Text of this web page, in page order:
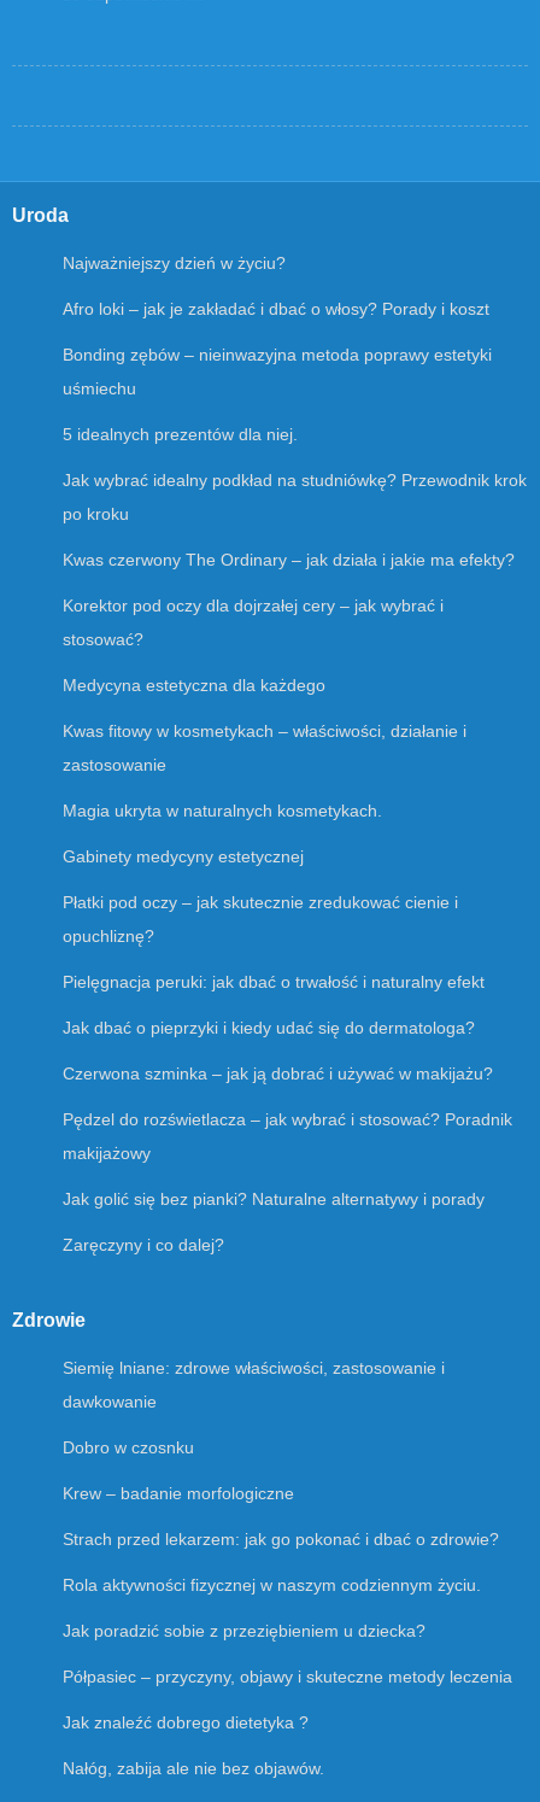
Uroda
Najważniejszy dzień w życiu?
Afro loki – jak je zakładać i dbać o włosy? Porady i koszt
Bonding zębów – nieinwazyjna metoda poprawy estetyki
uśmiechu
5 idealnych prezentów dla niej.
Jak wybrać idealny podkład na studniówkę? Przewodnik krok
po kroku
Kwas czerwony The Ordinary – jak działa i jakie ma efekty?
Korektor pod oczy dla dojrzałej cery – jak wybrać i
stosować?
Medycyna estetyczna dla każdego
Kwas fitowy w kosmetykach – właściwości, działanie i
zastosowanie
Magia ukryta w naturalnych kosmetykach.
Gabinety medycyny estetycznej
Płatki pod oczy – jak skutecznie zredukować cienie i
opuchliznę?
Pielęgnacja peruki: jak dbać o trwałość i naturalny efekt
Jak dbać o pieprzyki i kiedy udać się do dermatologa?
Czerwona szminka – jak ją dobrać i używać w makijażu?
Pędzel do rozświetlacza – jak wybrać i stosować? Poradnik
makijażowy
Jak golić się bez pianki? Naturalne alternatywy i porady
Zaręczyny i co dalej?
Zdrowie
Siemię lniane: zdrowe właściwości, zastosowanie i
dawkowanie
Dobro w czosnku
Krew – badanie morfologiczne
Strach przed lekarzem: jak go pokonać i dbać o zdrowie?
Rola aktywności fizycznej w naszym codziennym życiu.
Jak poradzić sobie z przeziębieniem u dziecka?
Półpasiec – przyczyny, objawy i skuteczne metody leczenia
Jak znaleźć dobrego dietetyka ?
Nałóg, zabija ale nie bez objawów.